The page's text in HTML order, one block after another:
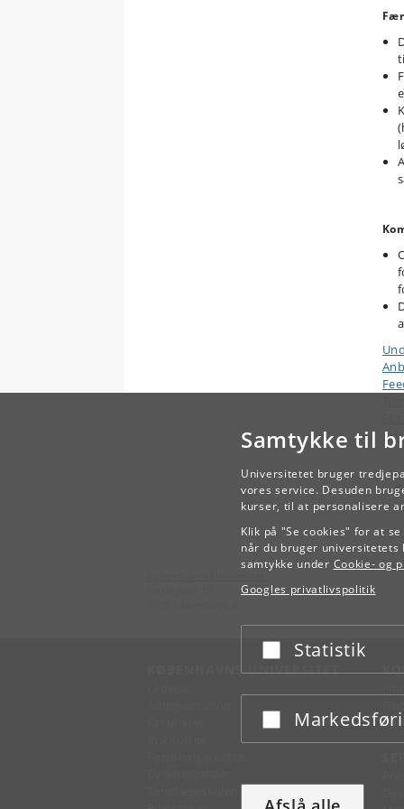
Samtykke til
Universitetet bruger
vores service. Desuden
kurser, til at personalisere
Klik på "Se cookies" for at
når du bruger universitetets
samtykke under Cookie- og
Googles privatlivspolitik
Acceptér eller afslå
Statistik
Acceptér eller afslå
KØBENHAVNS UNIVERSITET